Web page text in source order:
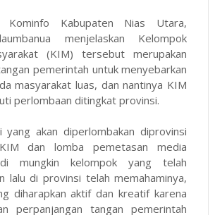
Kominfo Kabupaten Nias Utara,
menjelaskan Kelompok
(KIM) tersebut merupakan
pemerintah untuk menyebarkan
masyarakat luas, dan nantinya KIM
perlombaan ditingkat provinsi.
yang akan diperlombakan diprovinsi
dan lomba pemetasan media
mungkin kelompok yang telah
lalu di provinsi telah memahaminya,
diharapkan aktif dan kreatif karena
perpanjangan tangan pemerintah